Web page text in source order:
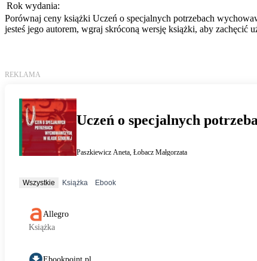
Rok wydania:
Porównaj ceny książki Uczeń o specjalnych potrzebach
jesteś jego autorem, wgraj skróconą wersję książki, aby zachęcić